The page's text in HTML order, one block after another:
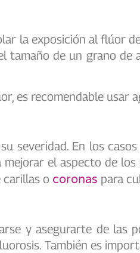
la exposición al flúor
tamaño de un grano de
es recomendable usar
severidad. En los
el aspecto de
carillas o coronas para
y asegurarte de las
También es